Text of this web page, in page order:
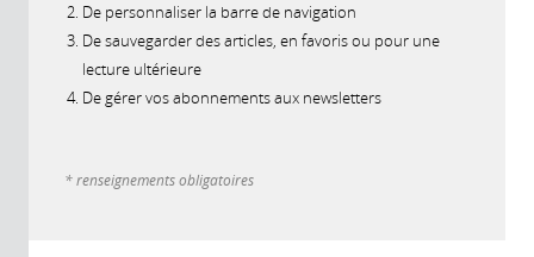
De personnaliser la barre de navigation
De sauvegarder des articles, en favoris ou pour une
lecture ultérieure
De gérer vos abonnements aux newsletters
* renseignements obligatoires